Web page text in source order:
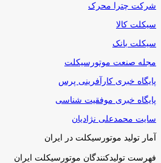
شرکت چترا محرک
سیکلت کالا
سیکلت بانک
مجله صنعت موتورسیکلت
پایگاه خبری کارآفرینی پرس
پایگاه خبری موفقیت شناسی
سایت محمدعلی نژادیان
آمار تولید موتورسیکلت در ایران
فهرست تولیدکنندگان موتورسیکلت ایران